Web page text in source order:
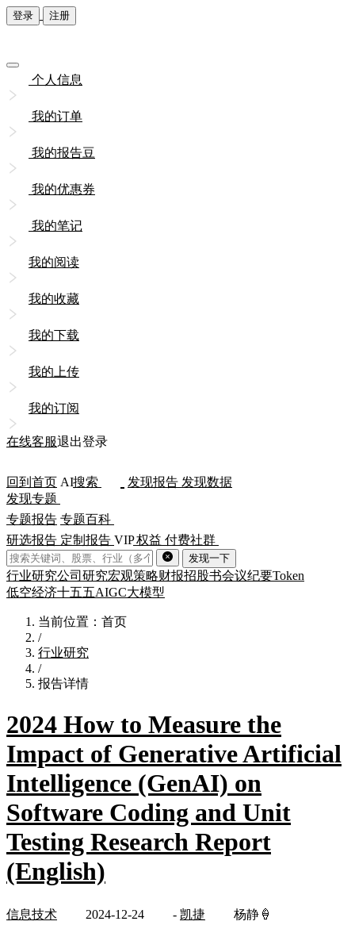
登录 注册
个人信息
我的订单
我的报告豆
我的优惠券
我的笔记
我的阅读
我的收藏
我的下载
我的上传
我的订阅
在线客服退出登录
回到首页 AI搜索 发现报告 发现数据
发现专题
专题报告 专题百科
研选报告 定制报告 VIP权益 付费社群
发现一下
行业研究公司研究宏观策略财报招股书会议纪要Token
低空经济十五五AIGC大模型
当前位置：首页
/
行业研究
/
报告详情
2024 How to Measure the
Impact of Generative Artificial
Intelligence (GenAI) on
Software Coding and Unit
Testing Research Report
(English)
信息技术 2024-12-24 - 凯捷 杨静🍦